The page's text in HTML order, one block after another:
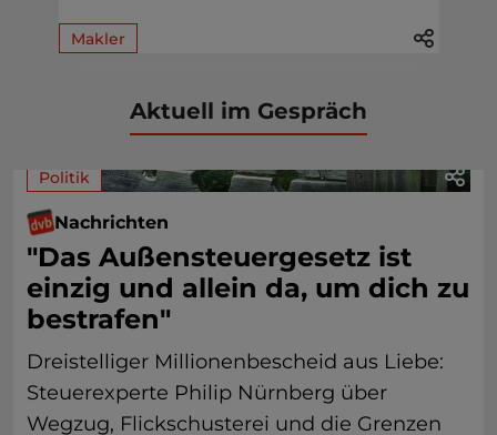
Makler
Aktuell im Gespräch
Politik
Nachrichten
"Das Außensteuergesetz ist
einzig und allein da, um dich zu
bestrafen"
Dreistelliger Millionenbescheid aus Liebe:
Steuerexperte Philip Nürnberg über
Wegzug, Flickschusterei und die Grenzen